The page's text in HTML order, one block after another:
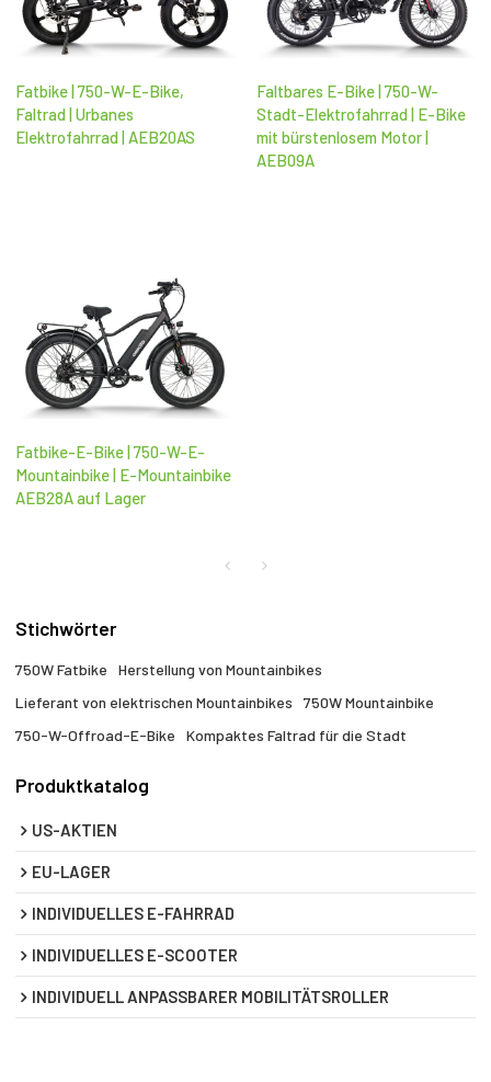
Fatbike | 750-W-E-Bike,
Faltrad | Urbanes
Elektrofahrrad | AEB20AS
Faltbares E-Bike | 750-W-
Stadt-Elektrofahrrad | E-Bike
mit bürstenlosem Motor |
AEB09A
Fatbike-E-Bike | 750-W-E-
Mountainbike | E-Mountainbike
AEB28A auf Lager
Stichwörter
750W Fatbike
Herstellung von Mountainbikes
Lieferant von elektrischen Mountainbikes
750W Mountainbike
750-W-Offroad-E-Bike
Kompaktes Faltrad für die Stadt
Produktkatalog
US-AKTIEN
EU-LAGER
INDIVIDUELLES E-FAHRRAD
INDIVIDUELLES E-SCOOTER
INDIVIDUELL ANPASSBARER MOBILITÄTSROLLER